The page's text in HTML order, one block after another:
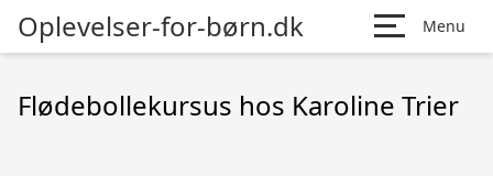
Oplevelser-for-børn.dk Menu
Flødebollekursus hos Karoline Trier